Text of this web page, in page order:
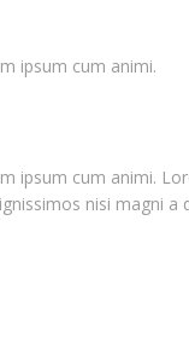
ipsum cum animi.
ipsum cum animi.
nisi magni